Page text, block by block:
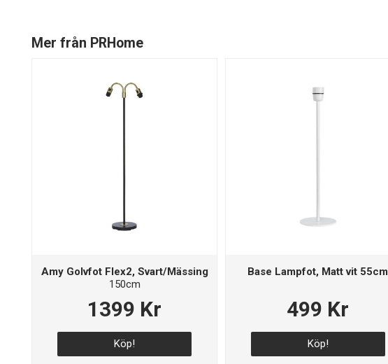
Mer från PRHome
Amy Golvfot Flex2, Svart/Mässing
150cm
1399 Kr
Köp!
Base Lampfot, Matt vit 55cm
499 Kr
Köp!